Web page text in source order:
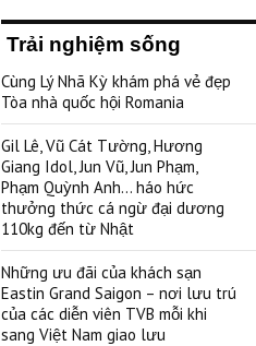
Trải nghiệm sống
Cùng Lý Nhã Kỳ khám phá vẻ đẹp
Tòa nhà quốc hội Romania
Gil Lê, Vũ Cát Tường, Hương
Giang Idol, Jun Vũ, Jun Phạm,
Phạm Quỳnh Anh… háo hức
thưởng thức cá ngừ đại dương
110kg đến từ Nhật
Những ưu đãi của khách sạn
Eastin Grand Saigon – nơi lưu trú
của các diễn viên TVB mỗi khi
sang Việt Nam giao lưu